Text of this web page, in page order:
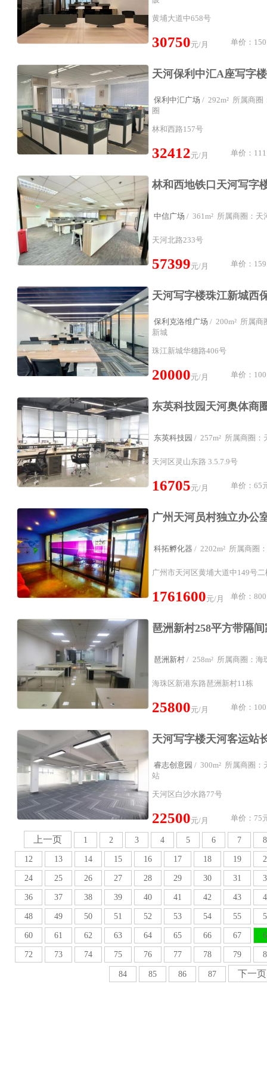
黄埔大道中658号
30750元/月 单价：150
保利中汇广场 / 292m² 所属商圈
圈
林和西路157号
32412元/月 单价：111
中信广场 / 361m² 所属商圈：天
天河北路233号
57399元/月 单价：159
保利克洛维广场 / 200m² 所属商
新城
珠江新城华穗路406号
20000元/月 单价：100
东英科技园 / 257m² 所属商圈：
天河区灵山东路 3.5.7.9号
16705元/月 单价：65
科拓孵化器 / 2202m² 所属商圈
广州市天河区黄埔大道中149号
1761600元/月 单价：800
琶洲新村 / 258m² 所属商圈：海
海珠区新港东路琶洲新村11栋
25800元/月 单价：100
睿志创意园 / 300m² 所属商圈：
站
天河区白沙水路77号
22500元/月 单价：75
上一页 1 2 3 4 5 6 7 8
12 13 14 15 16 17 18 19
24 25 26 27 28 29 30 31
36 37 38 39 40 41 42 43
48 49 50 51 52 53 54 55
60 61 62 63 64 65 66 67
72 73 74 75 76 77 78 79
84 85 86 87 下一页